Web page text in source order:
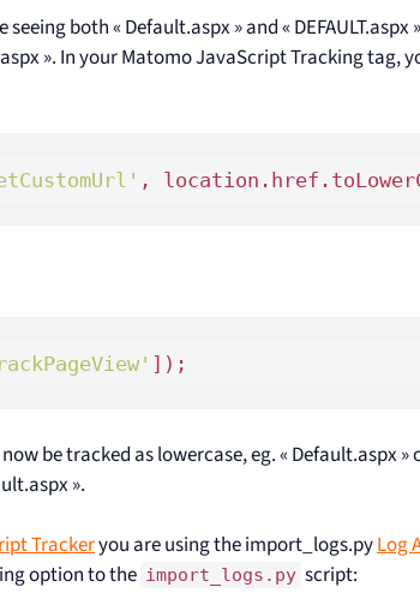
both « Default.aspx » and «
». In your Matomo JavaScript Tracking tag,
be tracked as lowercase, eg. « Default.aspx »
».
Trackeryou are using the import_logs.pyLog
option to the import_logs.py script: